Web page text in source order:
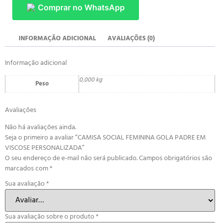
Comprar no WhatsApp
INFORMAÇÃO ADICIONAL AVALIAÇÕES (0)
Informação adicional
Peso 0,000 kg
Avaliações
Não há avaliações ainda.
Seja o primeiro a avaliar “CAMISA SOCIAL FEMININA GOLA PADRE EM
VISCOSE PERSONALIZADA”
O seu endereço de e-mail não será publicado.Campos obrigatórios são
marcados com*
Sua avaliação*
Sua avaliação sobre o produto*